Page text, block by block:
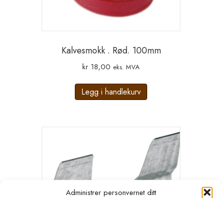
Administrer personvernet ditt
Kalvesmokk . Rød. 100mm
kr 18,00 eks. MVA
Legg i handlekurv